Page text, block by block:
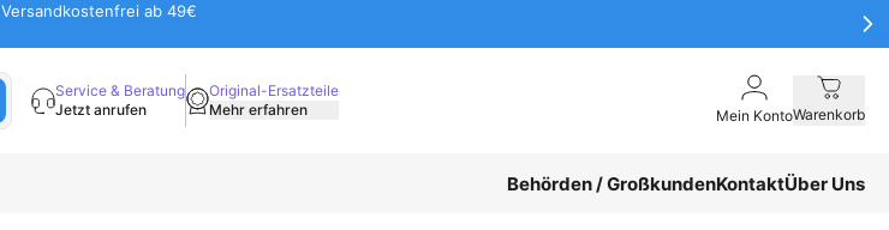
Versandkostenfrei ab 49€
Service & Beratung
Jetzt anrufen
Original-Ersatzteile
Mehr erfahren
Mein KontoWarenkorb
Behörden / GroßkundenKontaktÜber Uns